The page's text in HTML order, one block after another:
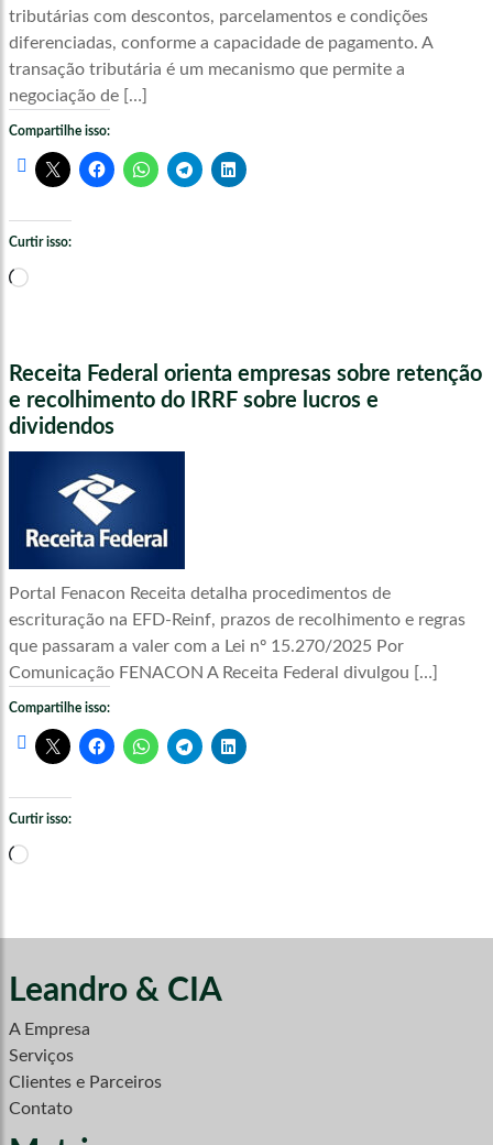
tributárias com descontos, parcelamentos e condições
diferenciadas, conforme a capacidade de pagamento. A
transação tributária é um mecanismo que permite a
negociação de […]
Compartilhe isso:
Curtir isso:
Carregando...
Receita Federal orienta empresas sobre retenção
e recolhimento do IRRF sobre lucros e
dividendos
Portal Fenacon Receita detalha procedimentos de
escrituração na EFD-Reinf, prazos de recolhimento e regras
que passaram a valer com a Lei nº 15.270/2025 Por
Comunicação FENACON A Receita Federal divulgou […]
Compartilhe isso:
Curtir isso:
Carregando...
Leandro & CIA
A Empresa
Serviços
Clientes e Parceiros
Contato